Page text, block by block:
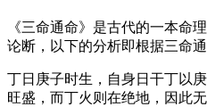
《三命通命》是古代的一本命
论断，以下的分析即根据三命
丁日庚子时生，自身日干丁以
旺盛，而丁火则在绝地，因此